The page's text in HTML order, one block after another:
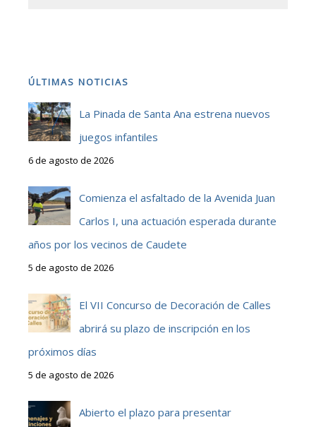
ÚLTIMAS NOTICIAS
La Pinada de Santa Ana estrena nuevos
juegos infantiles
6 de agosto de 2026
Comienza el asfaltado de la Avenida Juan
Carlos I, una actuación esperada durante
años por los vecinos de Caudete
5 de agosto de 2026
El VII Concurso de Decoración de Calles
abrirá su plazo de inscripción en los
próximos días
5 de agosto de 2026
Abierto el plazo para presentar